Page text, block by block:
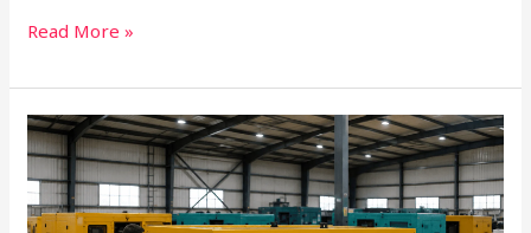
Read More »
2.
El
Aksa
Jeneratör